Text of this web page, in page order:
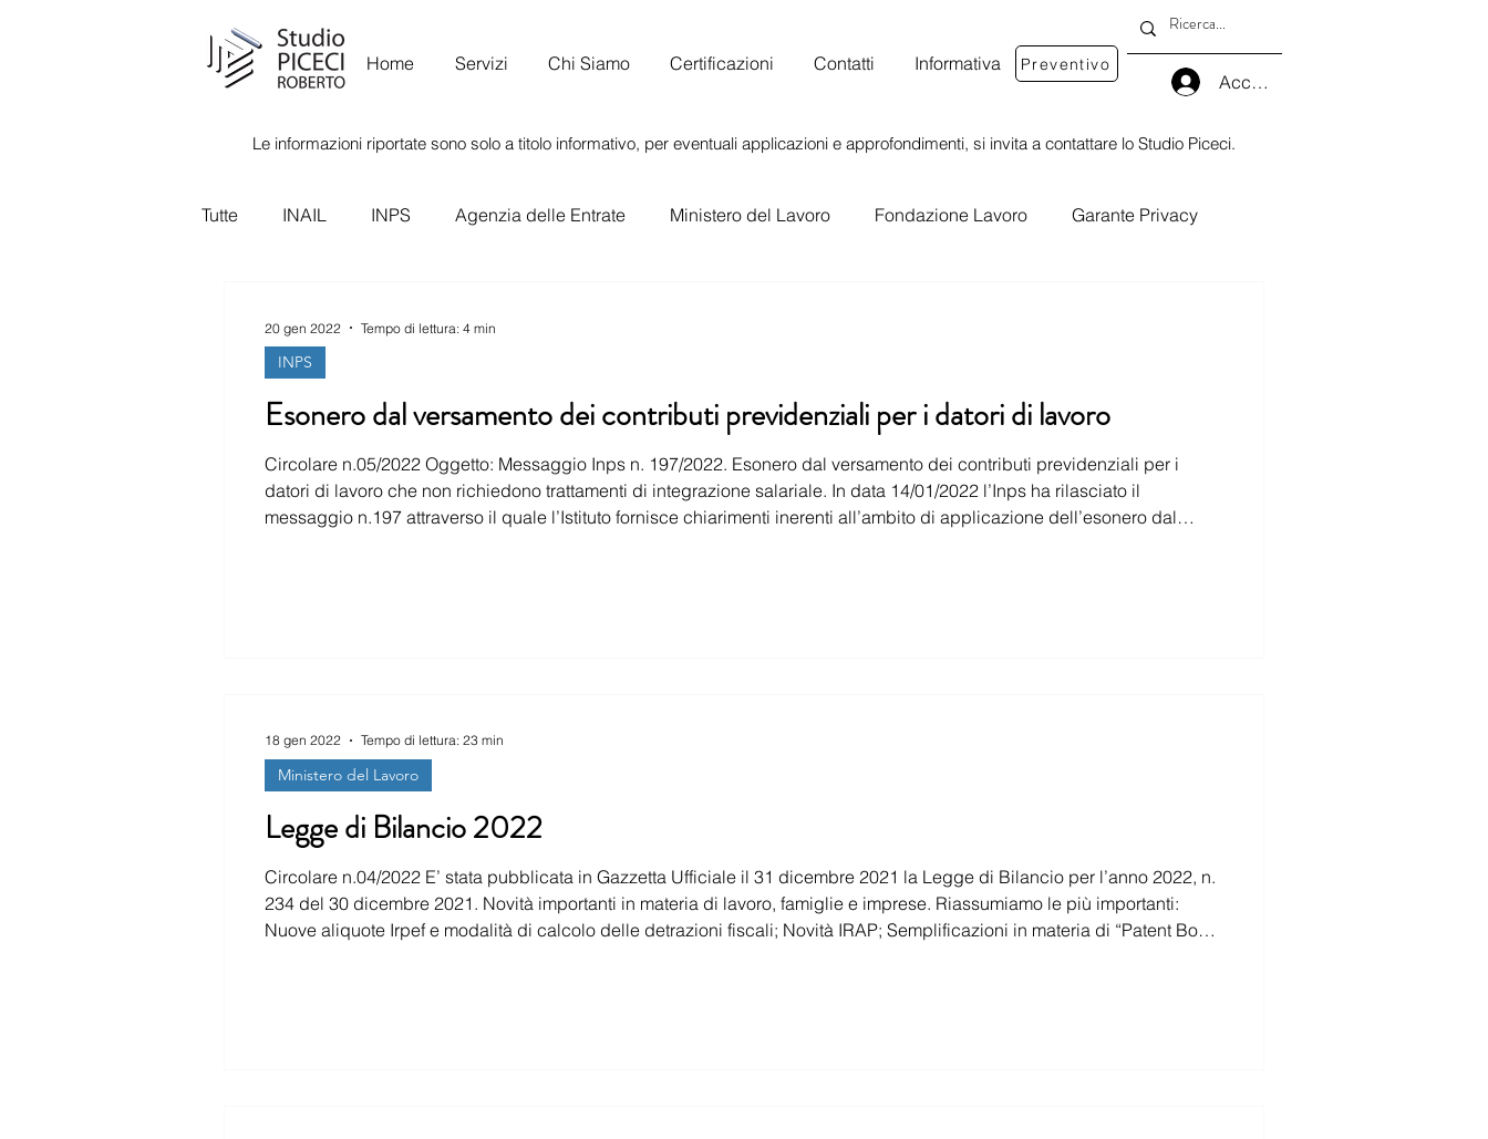
Home Servizi Chi Siamo Certificazioni Contatti Informativa Preventivo
Accedi
Le informazioni riportate sono solo a titolo informativo, per eventuali applicazioni e approfondimenti, si invita a contattare lo Studio Piceci.
Tutte INAIL INPS Agenzia delle Entrate Ministero del Lavoro Fondazione Lavoro Garante Privacy
Esonero dal versamento dei contributi previdenziali per i datori di lavoro
Circolare n.05/2022 Oggetto: Messaggio Inps n. 197/2022. Esonero dal versamento dei contributi previdenziali per i
datori di lavoro che non richiedono trattamenti di integrazione salariale. In data 14/01/2022 l’Inps ha rilasciato il
messaggio n.197 attraverso il quale l’Istituto fornisce chiarimenti inerenti all’ambito di applicazione dell’esonero dal
INPS
20 gen 2022 Tempo di lettura: 4 min
Legge di Bilancio 2022
Circolare n.04/2022 E’ stata pubblicata in Gazzetta Ufficiale il 31 dicembre 2021 la Legge di Bilancio per l’anno 2022, n.
234 del 30 dicembre 2021. Novità importanti in materia di lavoro, famiglie e imprese. Riassumiamo le più importanti:
Nuove aliquote Irpef e modalità di calcolo delle detrazioni fiscali; Novità IRAP; Semplificazioni in materia di “Patent Box”;
Ministero del Lavoro
18 gen 2022 Tempo di lettura: 23 min